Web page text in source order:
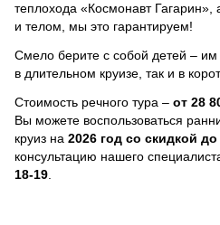
теплохода «Космонавт Гагарин»,
и телом, мы это гарантируем!
Смело берите с собой детей – им
в длительном круизе, так и в
Стоимость речного тура – от 28
Вы можете воспользоваться
круиз на 2026 год со скидкой до
консультацию нашего
18-19